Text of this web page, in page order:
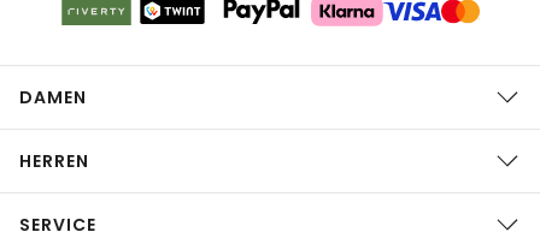
DAMEN
HERREN
SERVICE